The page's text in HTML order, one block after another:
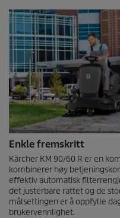
Enkle fremskritt
Kärcher KM 90/60 R er en
kombinerer høy
effektiv automatisk
det justerbare rattet og de
målsettingen er å oppfylle
brukervennlighet.